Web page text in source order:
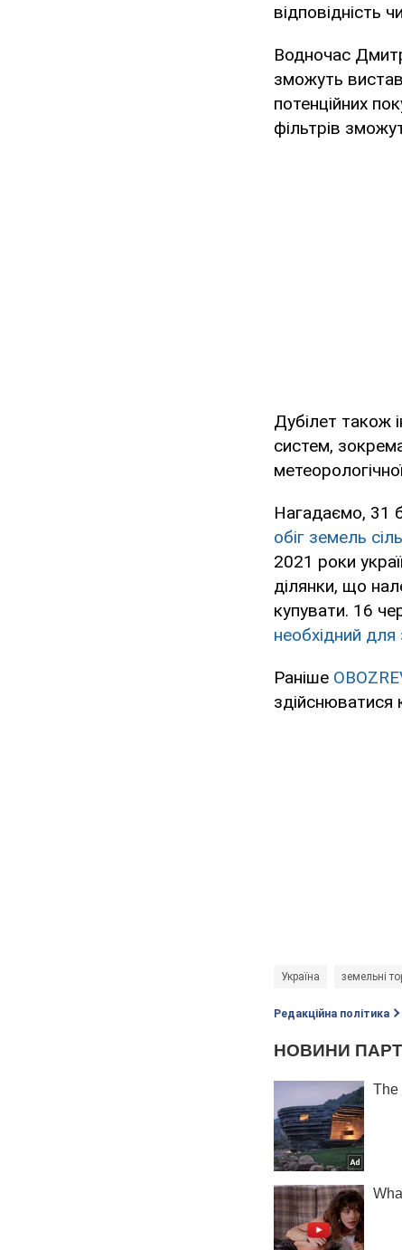
відповідність
Водночас
зможуть
потенційних
фільтрів
Дубілет також
систем,
Нагадаємо, 31
обіг земель
2021 роки
ділянки, що
купувати. 16
необхідний для
Раніше
здійснюватися
Україна земельні
Редакційна політика